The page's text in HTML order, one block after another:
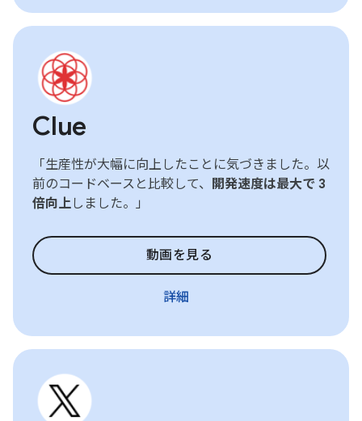
Clue
「生産性が大幅に向上したことに気づきました。以
前のコードベースと比較して、
開発速度は最大で 3
倍向上 しました。」
動画を見る
詳細